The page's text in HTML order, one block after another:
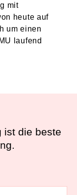
mit
heute auf
um einen
laufend
ist die beste